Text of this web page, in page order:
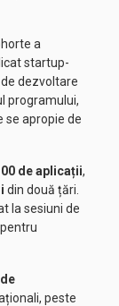
a
startup-
dezvoltare
programului,
se apropie de
de aplicații,
din două țări.
la sesiuni de
peste